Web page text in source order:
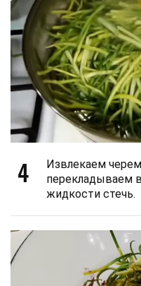
4
Извлекаем
перекладываем
жидкости стечь.